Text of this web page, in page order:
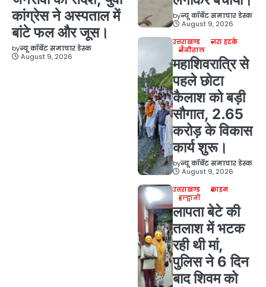
कांग्रेस ने अस्पताल में
बांटे फल और जूस।
byन्यू कॉर्बेट समाचार डेस्क
August 9, 2026
byन्यू कॉर्बेट समाचार डेस्क
August 9, 2026
उत्तराखण्ड
ज़रा हटके
नैनीताल
महाशिवरात्रि से
पहले छोटा
कैलाश को बड़ी
सौगात, 2.65
करोड़ के विकास
कार्य शुरू।
byन्यू कॉर्बेट समाचार डेस्क
August 9, 2026
उत्तराखण्ड
क्राइम
हल्द्वानी
लापता बेटे की
तलाश में भटक
रही थी मां,
पुलिस ने 6 दिन
बाद शिवम को